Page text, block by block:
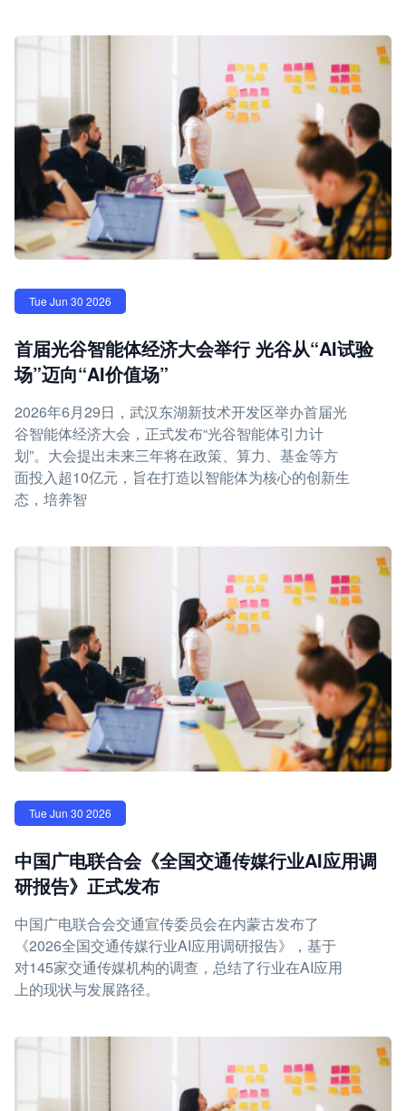
Tue Jun 30 2026
首届光谷智能体经济大会举行 光谷从“AI试验
场”迈向“AI价值场”
2026年6月29日，武汉东湖新技术开发区举办首届光
谷智能体经济大会，正式发布“光谷智能体引力计
划”。大会提出未来三年将在政策、算力、基金等方
面投入超10亿元，旨在打造以智能体为核心的创新生
态，培养智
Tue Jun 30 2026
中国广电联合会《全国交通传媒行业AI应用调
研报告》正式发布
中国广电联合会交通宣传委员会在内蒙古发布了
《2026全国交通传媒行业AI应用调研报告》，基于
对145家交通传媒机构的调查，总结了行业在AI应用
上的现状与发展路径。